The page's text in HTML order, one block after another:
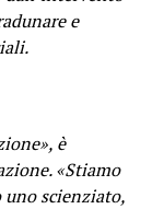
e
è
«Stiamo
uno scienziato,